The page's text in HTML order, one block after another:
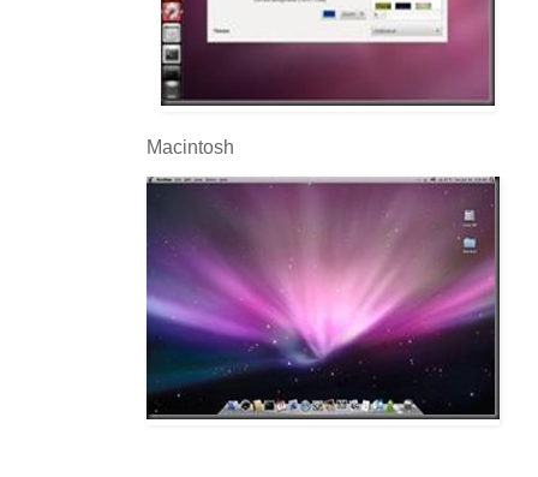
Macintosh